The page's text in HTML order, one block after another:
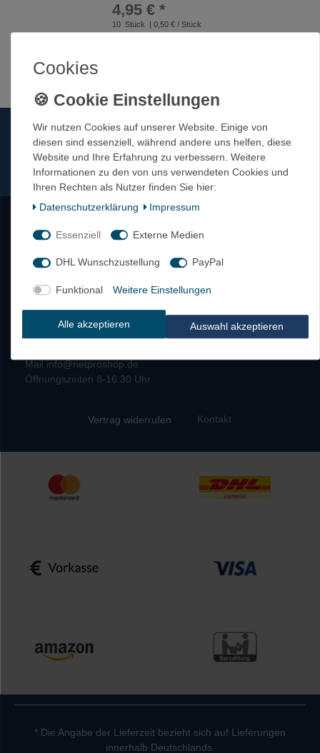
4,95 € *
10 Stück | 0,50 € / Stück
AGB
Impressum
Kontakt
Login
Versandkosten
Widerrufsrecht
Mail info@netproshop.de
Öffnungszeiten 8-16.30 Uhr
Vertrag widerrufen Kontakt
* Die Angabe der Lieferzeit bezieht sich auf Lieferungen
innerhalb Deutschlands.
Cookies
Wir nutzen Cookies auf unserer Website. Einige von
diesen sind essenziell, während andere uns helfen, diese
Website und Ihre Erfahrung zu verbessern. Weitere
Informationen zu den von uns verwendeten Cookies und
Ihren Rechten als Nutzer finden Sie hier:
Daten­schutz­erklärung
Impressum
Essenziell Externe Medien
DHL Wunschzustellung PayPal
Funktional Weitere Einstellungen
Alle akzeptieren Auswahl akzeptieren